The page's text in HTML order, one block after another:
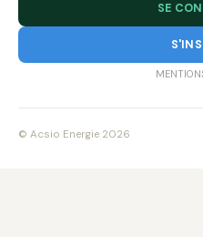
SE
© Acsio Energie 2026